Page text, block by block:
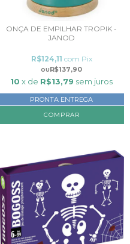
ONÇA DE EMPILHAR TROPIK -
JANOD
R$137,90
R$124,11 com Pix
10 x de R$13,79 sem juros
PRONTA ENTREGA